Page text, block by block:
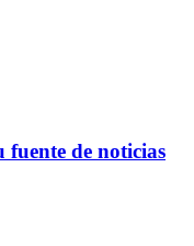
fuente de noticias